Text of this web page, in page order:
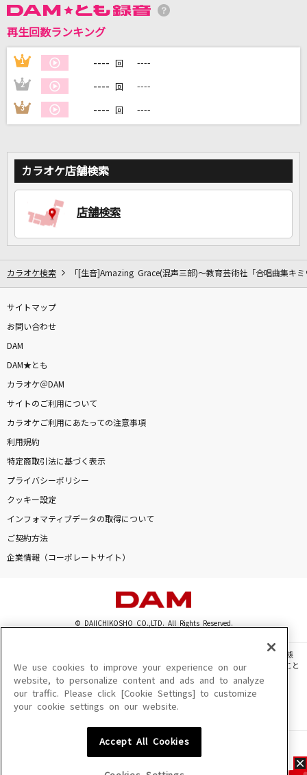
[生音]ツバサ
アンダーグラフ
DAMの新曲・ランキングなど
カラオケをもっと楽しもう！
自宅でカラオケ歌い放題！
再生回数ランキング
1 ---- 回 ----
2 ---- 回 ----
3 ---- 回 ----
カラオケ店舗検索
店舗検索
カラオケ検索 「[生音]Amazing Grace(混声三部)～教育芸術社「合唱曲集キ
サイトマップ
お問い合わせ
DAM
DAM★とも
カラオケ＠DAM
サイトのご利用について
カラオケご利用にあたっての注意事項
利用規約
特定商取引法に基づく表示
プライバシーポリシー
クッキー設定
インフォマティブデータの取得について
ご契約方法
企業情報（コーポレートサイト）
© DAIICHIKOSHO CO.,LTD. All Rights Reserved.
このサイトに掲載されている一切の文章・画像・写真・動画・音声等を、手段や形態
を問わず、著作権法の定める範囲を超えて無断で複製、転載、ファイル化などすること
を禁じます。
楽曲及びコンテンツは、機種によりご利用いただけない場合があります。
楽曲及びコンテンツの配信日、配信内容が変更になる場合があります。
We use cookies to improve your experience on our
website, to personalize content and ads and to analyze
our traffic. Please click [Cookie Settings] to customize
your cookie settings on our website.
Accept All Cookies